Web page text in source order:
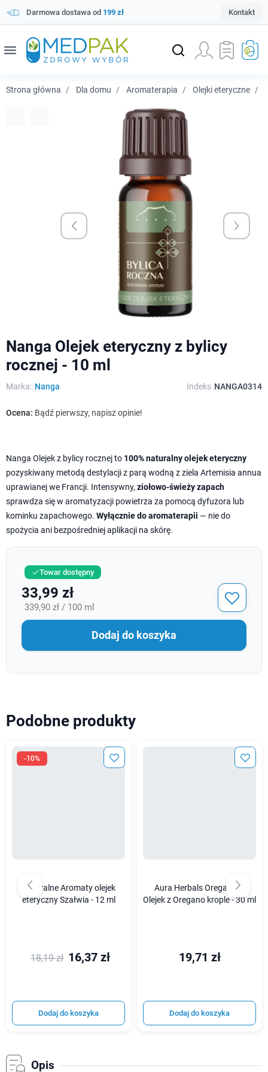
Darmowa dostawa od 199 zł Kontakt
menu
Strona główna Dla domu Aromaterapia Olejki eteryczne
Nanga Olejek eteryczny z bylicy
rocznej - 10 ml
Marka: Nanga Indeks NANGA0314
Ocena: Bądź pierwszy, napisz opinie!
Nanga Olejek z bylicy rocznej to 100% naturalny olejek eteryczny
pozyskiwany metodą destylacji z parą wodną z ziela Artemisia annua
uprawianej we Francji. Intensywny, ziołowo-świeży zapach
sprawdza się w aromatyzacji powietrza za pomocą dyfuzora lub
kominku zapachowego. Wyłącznie do aromaterapii — nie do
spożycia ani bezpośredniej aplikacji na skórę.
Towar dostępny
33,99 zł
339,90 zł / 100 ml
Dodaj do koszyka
Podobne produkty
-10%
Naturalne Aromaty olejek
eteryczny Szałwia - 12 ml
18,19 zł 16,37 zł
Dodaj do koszyka
Aura Herbals Oregadrop
Olejek z Oregano krople - 30 ml
19,71 zł
Dodaj do koszyka
Opis